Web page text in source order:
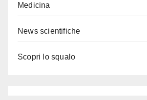
Medicina
News scientifiche
Scopri lo squalo